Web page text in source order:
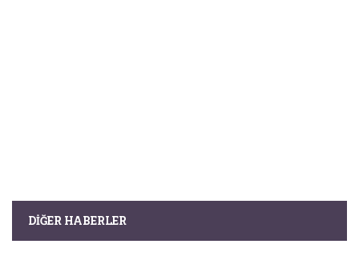
DIĞER HABERLER